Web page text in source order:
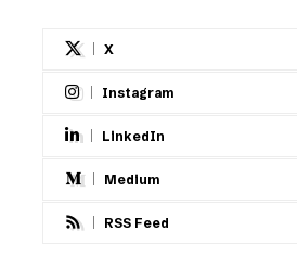
X
Instagram
LinkedIn
Medium
RSS Feed